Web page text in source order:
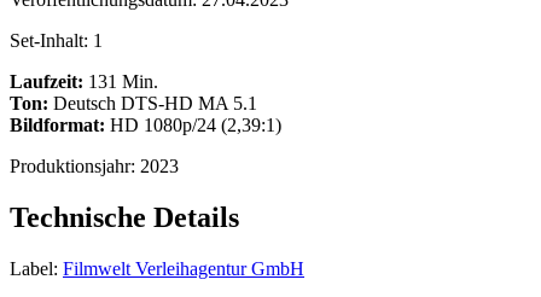
Set-Inhalt: 1
Laufzeit: 131 Min.
Ton: Deutsch DTS-HD MA 5.1
Bildformat: HD 1080p/24 (2,39:1)
Produktionsjahr: 2023
Technische Details
Label: Filmwelt Verleihagentur GmbH